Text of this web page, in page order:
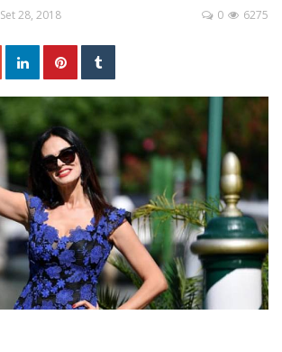
Set 28, 2018 6275
0